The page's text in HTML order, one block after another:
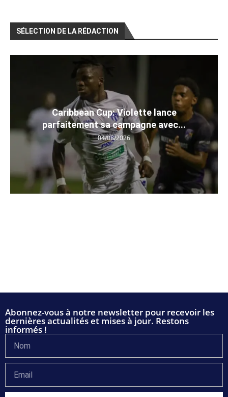
SÉLECTION DE LA RÉDACTION
Caribbean Cup: Violette lance
parfaitement sa campagne avec...
04/08/2026
Abonnez-vous à notre newsletter pour recevoir les
dernières actualités et mises à jour. Restons
informés !